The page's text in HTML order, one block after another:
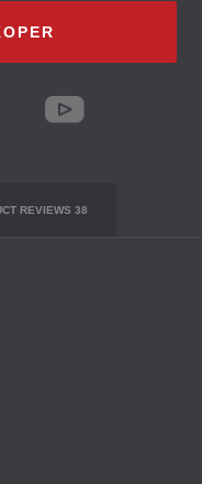
REVIEWS 38